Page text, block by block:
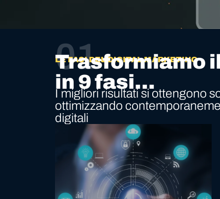
01
LE FASI DEL DIGITAL MARKETING
Trasformiamo
in 9 fasi...
I migliori risultati si ottengono
ottimizzando
digitali